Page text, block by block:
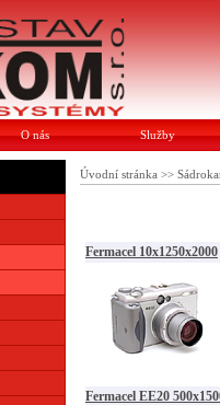
O nás Služby
Úvodní stránka >>
Fermacel 10x1250x2000
Fermacel EE20